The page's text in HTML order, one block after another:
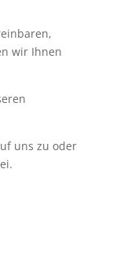
wir Ihnen
uns zu oder